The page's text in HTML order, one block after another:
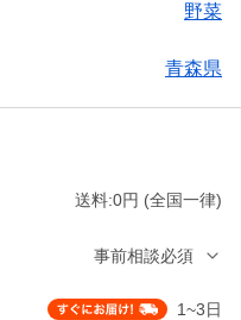
野菜
青森県
送料:0円 (全国一律)
事前相談必須
1~3日